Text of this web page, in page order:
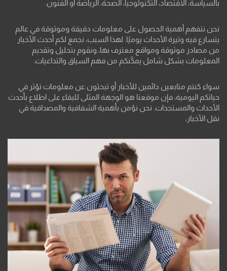
بالسياسة، الاقتصاد، التكنولوجيا، الصحة، الرياضة أو الفنون.
نحن نتفهم أهمية الحصول على معلومات دقيقة وموثوقة في عالم
يتسارع فيه وتيرة الأحداث يوميًا. لهذا السبب، نجمع لكم أحدث الأخبار
من مصادر موثوقة ومواقع معترف بها، ونقوم بتحليل وتقديم
المعلومات بشكل شامل يمكّنكم من فهم السياق والتداعيات.
سواء كنتم متابعين دائمين للأخبار أو تبحثون عن معلومات تؤثر في
حياتكم اليومية، فإن موقعنا هو الوجهة المثلى للبقاء على اطلاع بأحدث
الأحداث والمستجدات. نحن نؤمن بأهمية الشفافية والمصداقية في
نقل الأخبار،